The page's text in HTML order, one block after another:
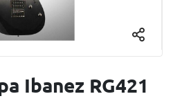
Ibanez RG421